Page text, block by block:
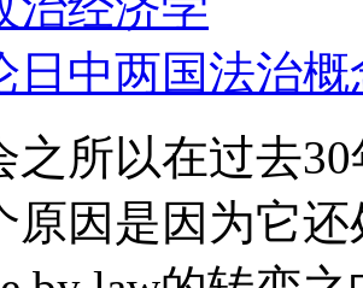
中两国法治概
之所以在过去
原因是因为它